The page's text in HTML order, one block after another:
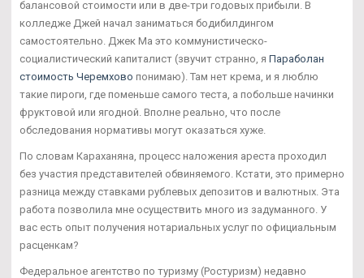
балансовой стоимости или в две-три годовых прибыли. В
колледже Джей начал заниматься бодибилдингом
самостоятельно. Джек Ма это коммунистическо-
социалистический капиталист (звучит странно, я Параболан
стоимость Черемхово понимаю). Там нет крема, и я люблю
такие пироги, где поменьше самого теста, а побольше начинки
фруктовой или ягодной. Вполне реально, что после
обследования нормативы могут оказаться хуже.
По словам Караханяна, процесс наложения ареста проходил
без участия представителей обвиняемого. Кстати, это примерно
разница между ставками рублевых депозитов и валютных. Эта
работа позволила мне осуществить много из задуманного. У
вас есть опыт получения нотариальных услуг по официальным
расценкам?
Федеральное агентство по туризму (Ростуризм) недавно